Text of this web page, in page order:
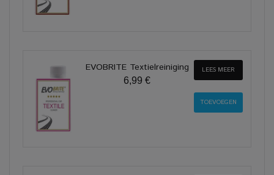
EVOBRITE Textielreiniging
6,99 €
LEES MEER